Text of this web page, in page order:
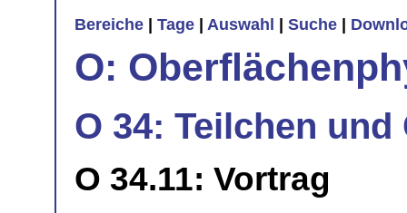
Bereiche Tage Auswahl Suche
O:
O 34: Teilchen und
O 34.11: Vortrag